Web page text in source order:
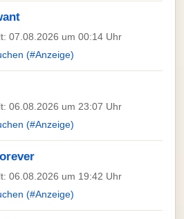
07.08.2026 um 00:14 Uhr
(#Anzeige)
06.08.2026 um 23:07 Uhr
(#Anzeige)
06.08.2026 um 19:42 Uhr
(#Anzeige)